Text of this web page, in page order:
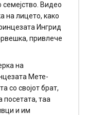
Видео
на лицето, како
Ингрид
привлече
на
Мете-
со својот брат,
таа
и им